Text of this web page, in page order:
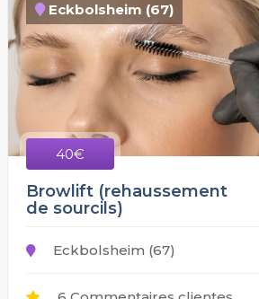
Eckbolsheim (67)
40€
Browlift (rehaussement
de sourcils)
Eckbolsheim (67)